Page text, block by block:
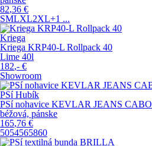
82,36 €
SMLXL2XL+1 ...
Kriega
Kriega KRP40-L Rollpack 40
Lime 40l
182,- €
Showroom
PSí Hubík
PSí nohavice KEVLAR JEANS CABO
béžová, pánske
165,76 €
5054565860